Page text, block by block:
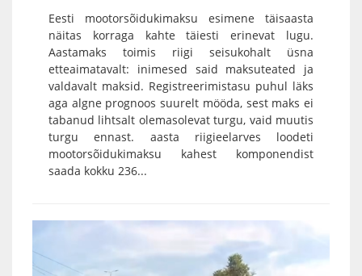
Eesti mootorsõidukimaksu esimene täisaasta
näitas korraga kahte täiesti erinevat lugu.
Aastamaks toimis riigi seisukohalt üsna
etteaimatavalt: inimesed said maksuteated ja
valdavalt maksid. Registreerimistasu puhul läks
aga algne prognoos suurelt mööda, sest maks ei
tabanud lihtsalt olemasolevat turgu, vaid muutis
turgu ennast. aasta riigieelarves loodeti
mootorsõidukimaksu kahest komponendist
saada kokku 236...